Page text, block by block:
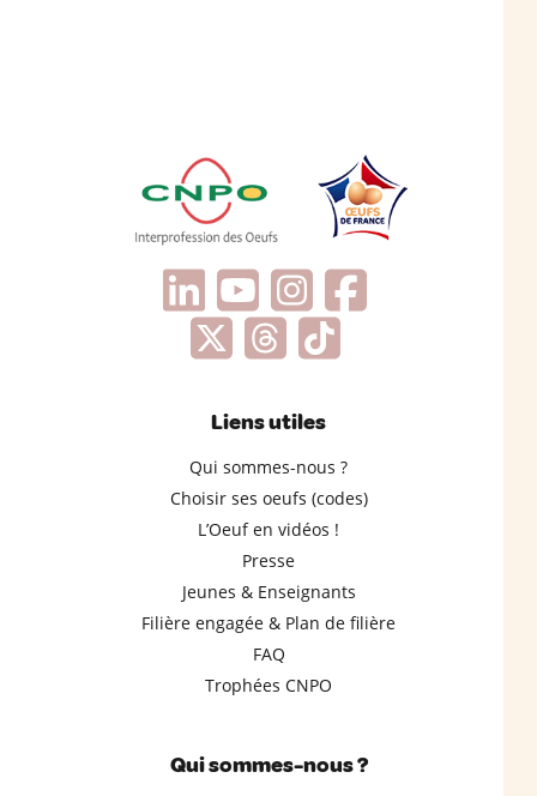
Liens utiles
Qui sommes-nous ?
Choisir ses oeufs (codes)
L’Oeuf en vidéos !
Presse
Jeunes & Enseignants
Filière engagée & Plan de filière
FAQ
Trophées CNPO
Qui sommes-nous ?